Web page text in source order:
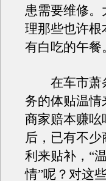
患需要维修
理那些也许根
有白吃的午餐
在车市萧条
务的体贴温情
商家赔本赚吆
后，已有不
利来贴补，“
情”呢？对这